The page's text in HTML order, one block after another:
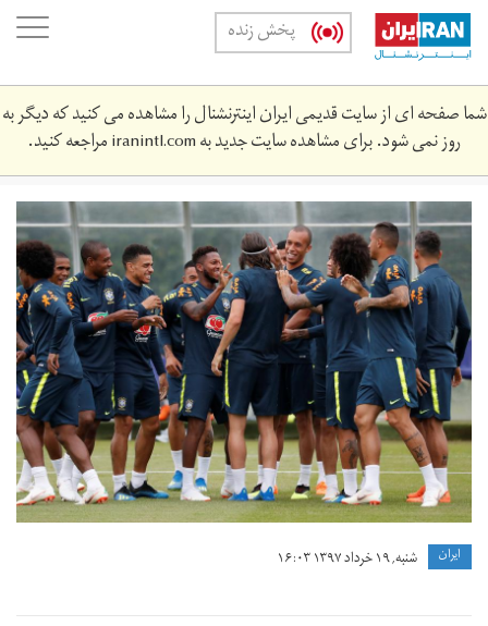
Skip
main
content
پخش زنده
شما صفحه ای از سایت قدیمی ایران اینترنشنال را مشاهده می کنید که دیگر به
روز نمی شود. برای مشاهده سایت جدید بهiranintl.comمراجعه کنید.
1.jpg
ايران شنبه, ۱۹ خرداد ۱۳۹۷ ۱۶:۰۳